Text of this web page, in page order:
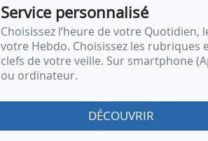
Service personnalisé
Choisissez l‘heure de votre Quotidien,
votre Hebdo. Choisissez les rubriques
clefs de votre veille. Sur smartphone
ou ordinateur.
DÉCOUVRIR